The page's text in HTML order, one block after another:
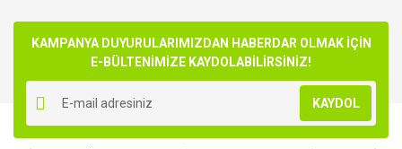
Yorum Yaz
kullanarak tarafımıza iletebilirsiniz.
Görüş ve önerileriniz için teşekkür ederiz.
Ürün resmi kalitesiz, bozuk veya görüntülenemiyor.
Ürün açıklamasında eksik bilgiler bulunuyor.
Ürün bilgilerinde hatalar bulunuyor.
KAMPANYA DUYURULARIMIZDAN HABERDAR OLMAK İÇİN
E-BÜLTENİMİZE KAYDOLABİLİRSİNİZ!
KAYDOL